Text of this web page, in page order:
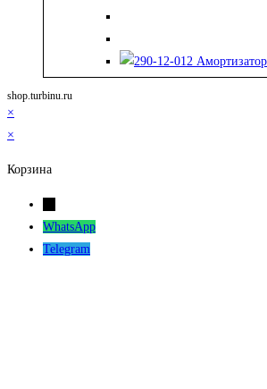
shop.turbinu.ru
×
×
Корзина
WhatsApp
Telegram